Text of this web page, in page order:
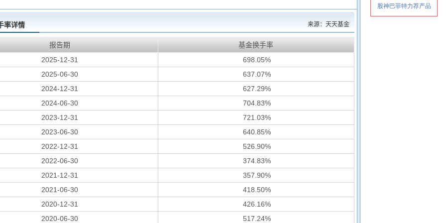
率详情 来源：天天基金
报告期
基金换手率
2025-12-31
698.05%
2025-06-30
637.07%
2024-12-31
627.29%
2024-06-30
704.83%
2023-12-31
721.03%
2023-06-30
640.85%
2022-12-31
526.90%
2022-06-30
374.83%
2021-12-31
357.90%
2021-06-30
418.50%
2020-12-31
426.16%
2020-06-30
517.24%